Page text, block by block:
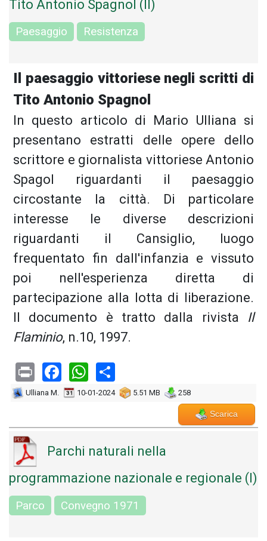
Tito Antonio Spagnol (Il)
Paesaggio Resistenza
Il paesaggio vittoriese negli scritti di
Tito Antonio Spagnol
In questo articolo di Mario Ulliana si
presentano estratti delle opere dello
scrittore e giornalista vittoriese Antonio
Spagol riguardanti il paesaggio
circostante la città. Di particolare
interesse le diverse descrizioni
riguardanti il Cansiglio, luogo
frequentato fin dall'infanzia e vissuto
poi nell'esperienza diretta di
partecipazione alla lotta di liberazione.
Il documento è tratto dalla rivista Il
Flaminio, n.10, 1997.
PrintFacebook
WhatsApp
Ulliana M. 10-01-2024 5.51 MB 258
Scarica
Parchi naturali nella
programmazione nazionale e regionale (I)
Parco Convegno 1971